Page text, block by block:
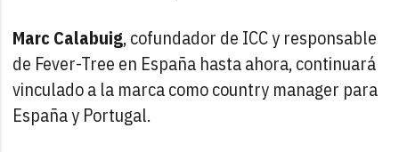
Marc Calabuig, cofundador de ICC y responsable
de Fever-Tree en España hasta ahora, continuará
vinculado a la marca como country manager para
España y Portugal.